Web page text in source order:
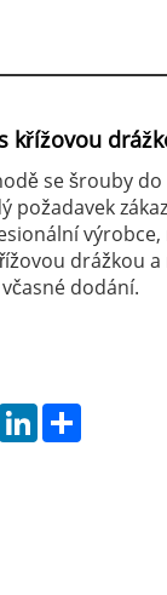
křížovou
se šrouby
požadavek
drážkou
dodání.
PinterestLinkedIn